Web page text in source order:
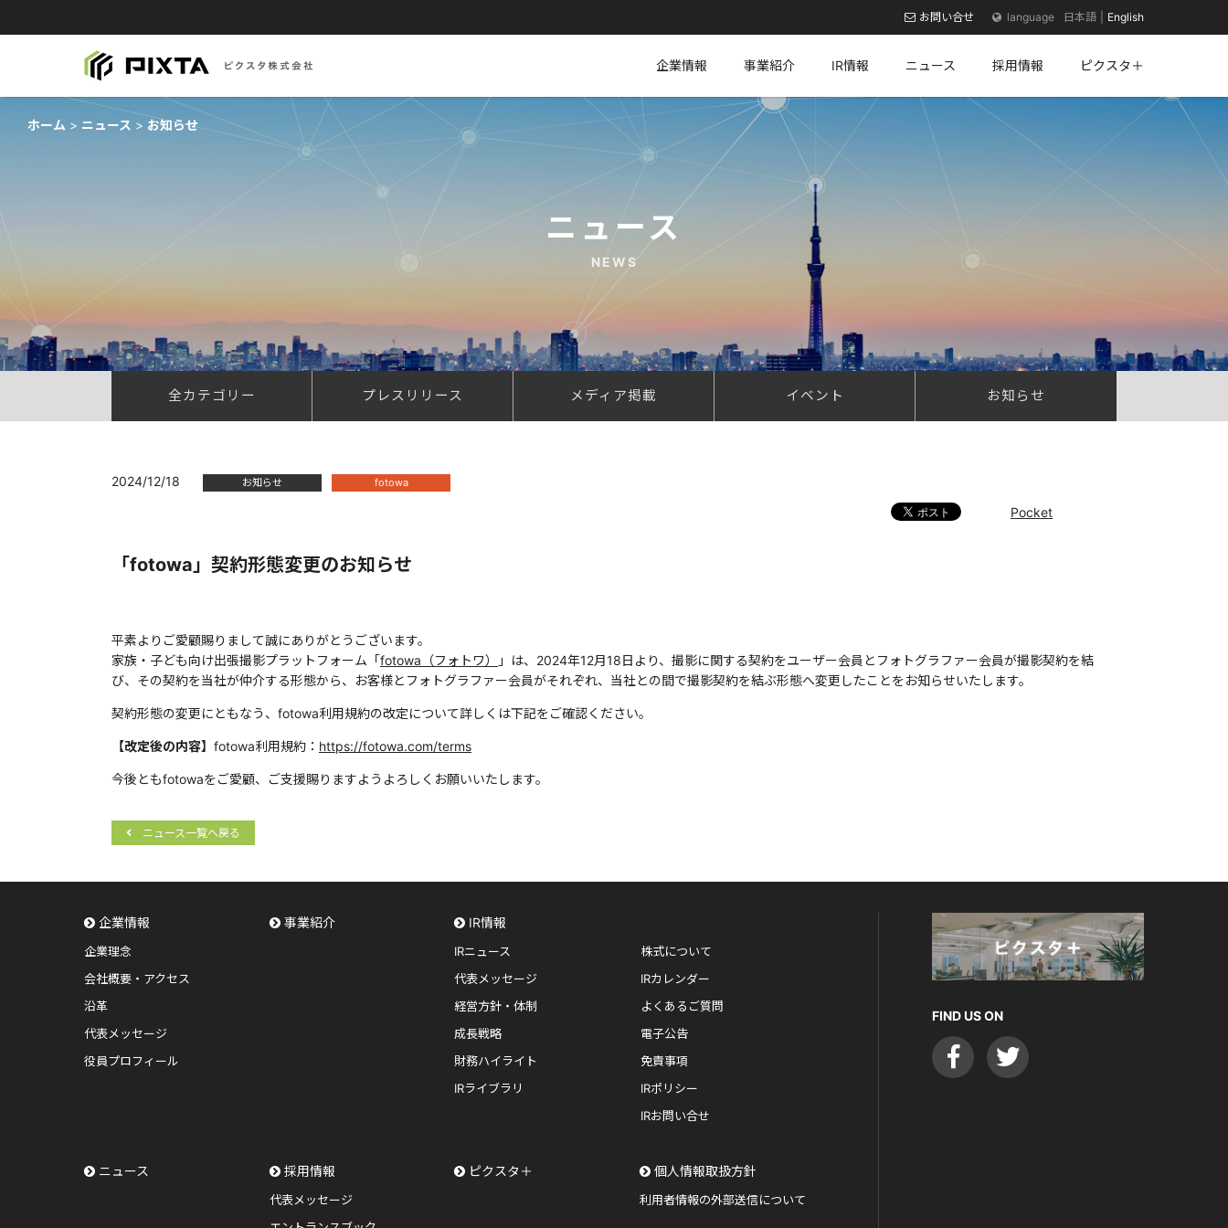
企業情報 事業紹介 IR情報 ニュース 採用情報 ピクスタ＋
お問い合せ 日本語 English
ホーム ニュース お知らせ
ニュース
NEWS
全カテゴリー プレスリリース メディア掲載 イベント お知らせ
2024/12/18 お知らせ fotowa
Pocket
「fotowa」契約形態変更のお知らせ
平素よりご愛顧賜りまして誠にありがとうございます。
家族・子ども向け出張撮影プラットフォーム「fotowa（フォトワ）
」は、2024年12月18日より、撮影に関する契約をユーザー会員とフォトグラファー会員が撮影契約を結
び、その契約を当社が仲介する形態から、お客様とフォトグラファー会員がそれぞれ、当社との間で撮影契約を結ぶ形態へ変更したことをお知らせいたします。
契約形態の変更にともなう、fotowa利用規約の改定について詳しくは下記をご確認ください。
【改定後の内容】 fotowa利用規約： https://fotowa.com/terms
今後ともfotowaをご愛顧、ご支援賜りますようよろしくお願いいたします。
ニュース一覧へ戻る
企業情報
企業理念
会社概要・アクセス
沿革
代表メッセージ
役員プロフィール
事業紹介 IR情報
IRニュース
代表メッセージ
経営方針・体制
成長戦略
財務ハイライト
IRライブラリ
株式について
IRカレンダー
よくあるご質問
電子公告
免責事項
IRポリシー
IRお問い合せ
ニュース 採用情報
代表メッセージ
ピクスタ＋ 個人情報取扱方針
利用者情報の外部送信について
FIND US ON